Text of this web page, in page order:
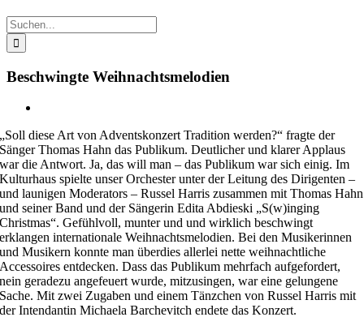
Suche
nach:
Beschwingte Weihnachtsmelodien
Bild
„Soll diese Art von Adventskonzert Tradition werden?“ fragte der
Sänger Thomas Hahn das Publikum. Deutlicher und klarer Applaus
war die Antwort. Ja, das will man – das Publikum war sich einig. Im
Kulturhaus spielte unser Orchester unter der Leitung des Dirigenten –
und launigen Moderators – Russel Harris zusammen mit Thomas Hahn
und seiner Band und der Sängerin Edita Abdieski „S(w)inging
Christmas“. Gefühlvoll, munter und und wirklich beschwingt
erklangen internationale Weihnachtsmelodien. Bei den Musikerinnen
und Musikern konnte man überdies allerlei nette weihnachtliche
Accessoires entdecken. Dass das Publikum mehrfach aufgefordert,
nein geradezu angefeuert wurde, mitzusingen, war eine gelungene
Sache. Mit zwei Zugaben und einem Tänzchen von Russel Harris mit
der Intendantin Michaela Barchevitch endete das Konzert.